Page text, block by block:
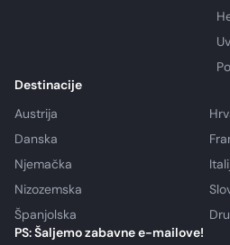
Destinacije
Austrija
Danska
Njemačka
Nizozemska
Španjolska
PS: Šaljemo zabavne e-mailove!